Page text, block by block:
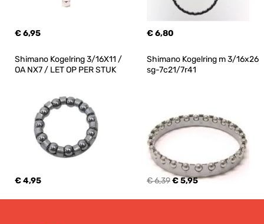
€ 6,95 € 6,80
Shimano Kogelring 3/16X11 /
OA NX7 / LET OP PER STUK
€ 4,95
Shimano Kogelring m 3/16x26
sg-7c21/7r41
€ 6,39€ 5,95